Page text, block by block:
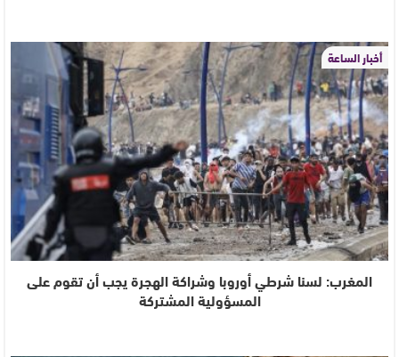
أخبار الساعة
المغرب: لسنا شرطي أوروبا وشراكة الهجرة يجب أن تقوم على
المسؤولية المشتركة